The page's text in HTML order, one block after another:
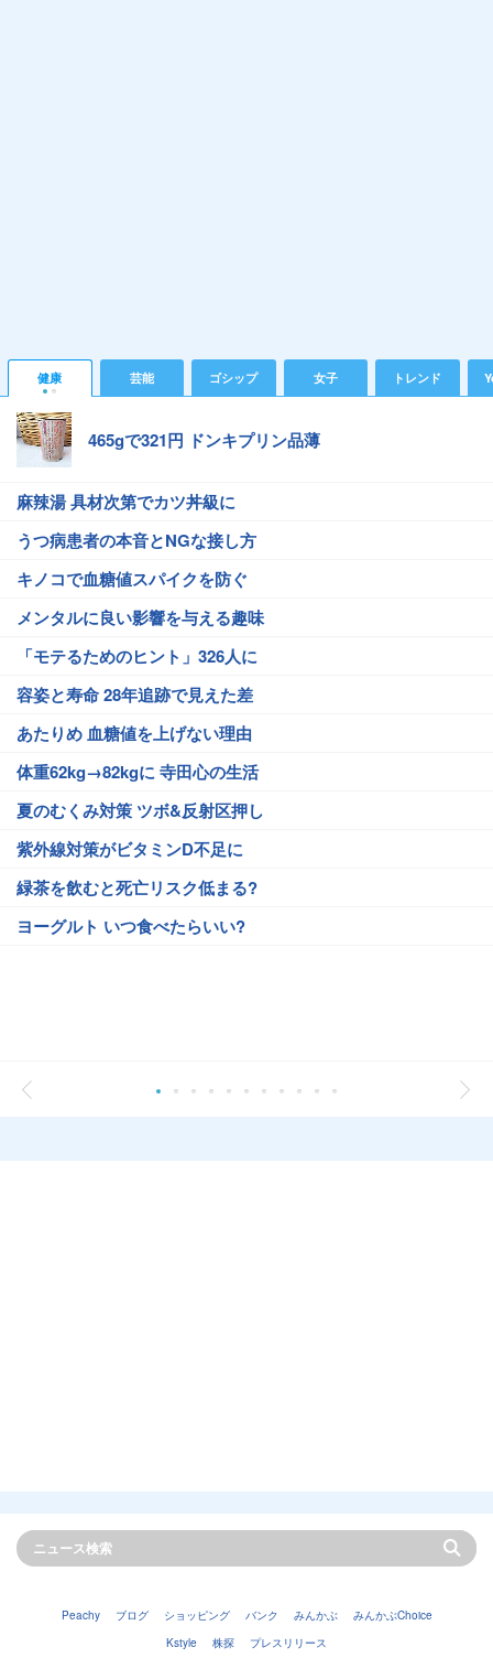
健康 芸能 ゴシップ 女子 トレンド
465gで321円 ドンキプリン品薄
麻辣湯 具材次第でカツ丼級に
うつ病患者の本音とNGな接し方
キノコで血糖値スパイクを防ぐ
メンタルに良い影響を与える趣味
「モテるためのヒント」326人に
容姿と寿命 28年追跡で見えた差
あたりめ 血糖値を上げない理由
体重62kg→82kgに 寺田心の生活
夏のむくみ対策 ツボ&反射区押し
紫外線対策がビタミンD不足に
緑茶を飲むと死亡リスク低まる?
ヨーグルト いつ食べたらいい?
Peachy ブログ ショッピング バンク みんかぶ
みんかぶChoice
Kstyle
株探 プレスリリース